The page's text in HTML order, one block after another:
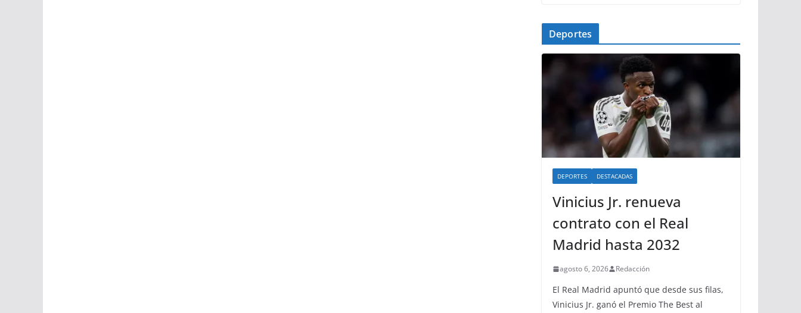
Deportes
DEPORTES DESTACADAS
Vinicius Jr. renueva
contrato con el Real
Madrid hasta 2032
agosto 6, 2026 Redacción
El Real Madrid apuntó que desde sus filas,
Vinicius Jr. ganó el Premio The Best al